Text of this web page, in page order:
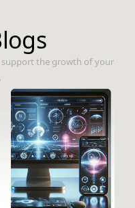
support the growth of your